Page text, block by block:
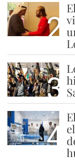
2
3
4